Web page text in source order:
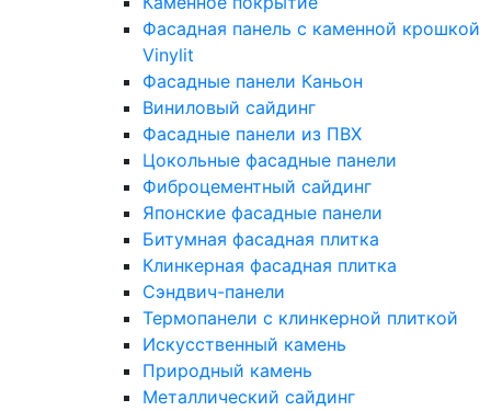
Фасадная панель с каменной крошкой
Vinylit
Фасадные панели Каньон
Виниловый сайдинг
Фасадные панели из ПВХ
Цокольные фасадные панели
Фиброцементный сайдинг
Японские фасадные панели
Битумная фасадная плитка
Клинкерная фасадная плитка
Сэндвич-панели
Термопанели с клинкерной плиткой
Искусственный камень
Природный камень
Металлический сайдинг